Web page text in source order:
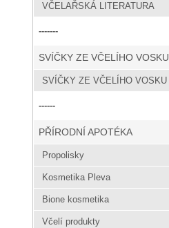
VČELAŘSKÁ LITERATURA
-------
SVÍČKY ZE VČELÍHO VOSKU
SVÍČKY ZE VČELÍHO VOSKU
------
PŘÍRODNÍ APOTÉKA
Propolisky
Kosmetika Pleva
Bione kosmetika
Včelí produkty